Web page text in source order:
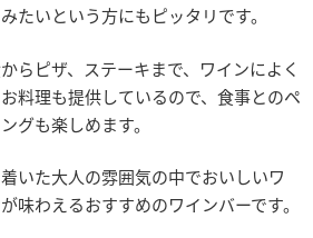
たいという方にもピッタリです。
らピザ、ステーキまで、ワインによく
料理も提供しているので、食事とのペ
グも楽しめます。
いた大人の雰囲気の中でおいしいワ
味わえるおすすめのワインバーです。